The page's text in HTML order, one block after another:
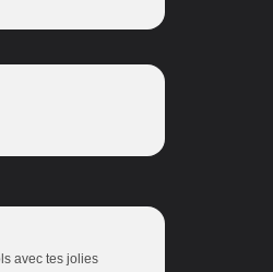
avec tes jolies